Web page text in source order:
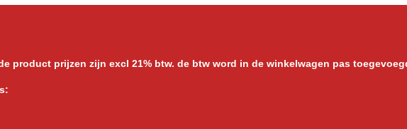
product prijzen zijn excl 21% btw. de btw word in de winkelwagen pas